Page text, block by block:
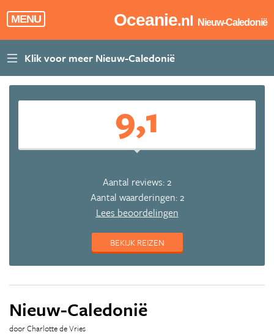
MENU Oceanie.nl Nieuw-Caledonië
9,1
Aantal reviews: 2
Aantal waarderingen: 2
Lees beoordelingen
BEKIJK REIZEN
Nieuw-Caledonië
door Charlotte de Vries